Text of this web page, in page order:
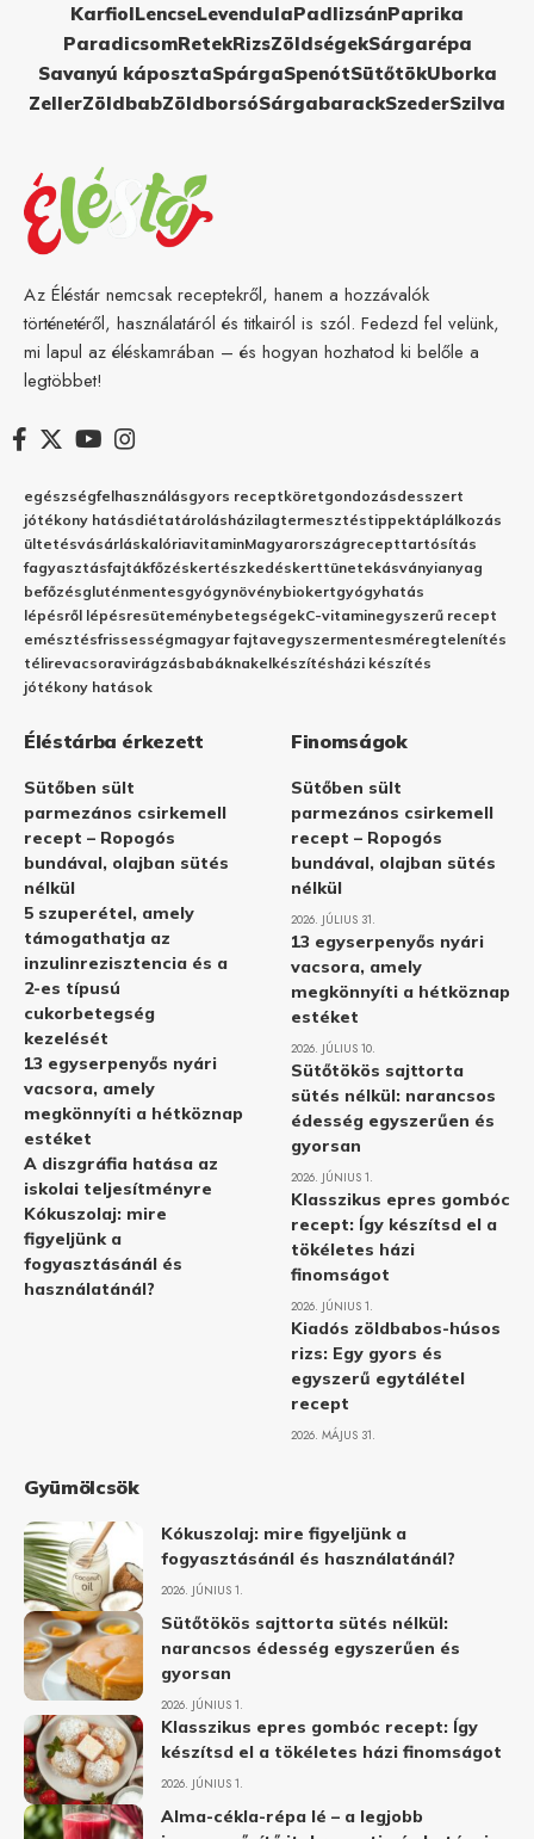
KarfiolLencseLevendulaPadlizsánPaprika
ParadicsomRetekRizsZöldségekSárgarépa
Savanyú káposztaSpárgaSpenótSütőtökUborka
ZellerZöldbabZöldborsóSárgabarackSzederSzilva
Az Éléstár nemcsak receptekről, hanem a hozzávalók
történetéről, használatáról és titkairól is szól. Fedezd fel velünk,
mi lapul az éléskamrában – és hogyan hozhatod ki belőle a
legtöbbet!
egészségfelhasználásgyors receptköretgondozásdesszert
jótékony hatásdiétatárolásházilagtermesztéstippektáplálkozás
ültetésvásárláskalóriavitaminMagyarországrecepttartósítás
fagyasztásfajtákfőzéskertészkedéskerttünetekásványianyag
befőzésgluténmentesgyógynövénybiokertgyógyhatás
lépésről lépésresüteménybetegségekC-vitaminegyszerű recept
emésztésfrissességmagyar fajtavegyszermentesméregtelenítés
télirevacsoravirágzásbabáknakelkészítésházi készítés
jótékony hatások
Éléstárba érkezett
Sütőben sült
parmezános csirkemell
recept – Ropogós
bundával, olajban sütés
nélkül
5 szuperétel, amely
támogathatja az
inzulinrezisztencia és a
2-es típusú
cukorbetegség
kezelését
13 egyserpenyős nyári
vacsora, amely
megkönnyíti a hétköznap
estéket
A diszgráfia hatása az
iskolai teljesítményre
Kókuszolaj: mire
figyeljünk a
fogyasztásánál és
használatánál?
Finomságok
Sütőben sült
parmezános csirkemell
recept – Ropogós
bundával, olajban sütés
nélkül
2026. JÚLIUS 31.
13 egyserpenyős nyári
vacsora, amely
megkönnyíti a hétköznap
estéket
2026. JÚLIUS 10.
Sütőtökös sajttorta
sütés nélkül: narancsos
édesség egyszerűen és
gyorsan
2026. JÚNIUS 1.
Klasszikus epres gombóc
recept: Így készítsd el a
tökéletes házi
finomságot
2026. JÚNIUS 1.
Kiadós zöldbabos-húsos
rizs: Egy gyors és
egyszerű egytálétel
recept
2026. MÁJUS 31.
Gyümölcsök
Kókuszolaj: mire figyeljünk a
fogyasztásánál és használatánál?
2026. JÚNIUS 1.
Sütőtökös sajttorta sütés nélkül:
narancsos édesség egyszerűen és
gyorsan
2026. JÚNIUS 1.
Klasszikus epres gombóc recept: Így
készítsd el a tökéletes házi finomságot
2026. JÚNIUS 1.
Alma-cékla-répa lé – a legjobb